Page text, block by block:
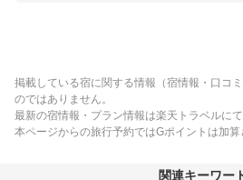
掲載している宿に関する情報（宿情報・口コ
のではありません。
最新の宿情報・プラン情報は楽天トラベルにて
本ページからの旅行予約ではGポイントは加算
関連キーワー